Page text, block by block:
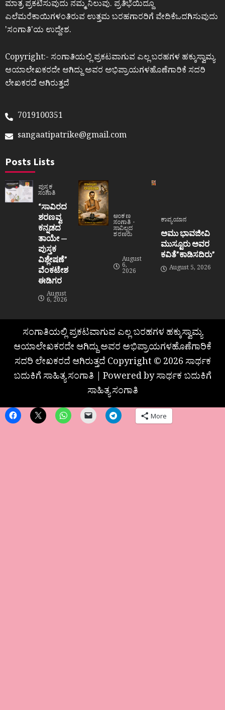
ಮಾತ್ರ ಪ್ರಕಟಿಸುವುದು ನಮ್ಮ ನಿಲುವು. ಪ್ರತಿಭೆಯಿದ್ದೂ
ಎಲೆಮರೆಕಾಯಿಗಳಂತಿರುವ ಉತ್ತಮ ಬರಹಗಾರರಿಗೆ ವೇದಿಕೆಒದಗಿಸುವುದು
ʼಸಂಗಾತಿʼಯ ಉದ್ದೇಶ.
Copyright:- ಸಂಗಾತಿಯಲ್ಲಿ ಪ್ರಕಟವಾಗುವ ಎಲ್ಲ ಬರಹಗಳ ಹಕ್ಕುಸ್ವಾಮ್ಯ
ಆಯಾಲೇಖಕರದೇ ಆಗಿದ್ದು ಅವರ ಅಭಿಪ್ರಾಯಗಳಹೊಣೆಗಾರಿಕೆ ಸದರಿ
ಲೇಖಕರದೆ ಆಗಿರುತ್ತದೆ
7019100351
sangaatipatrike@gmail.com
Posts Lists
ಪುಸ್ತಕ
ಸಂಗಾತಿ
“ಸಾವಿರದ
ಶರಣವ್ವ
ಕನ್ನಡದ
ತಾಯೇ —
ಪುಸ್ತಕ
ವಿಶ್ಲೇಷಣೆ”
ವೆಂಕಟೇಶ
ಈಡಿಗರ
August
6, 2026
ಅಂಕಣ
ಸಂಗಾತಿ
ಸಾವಿಲ್ಲದ
ಶರಣರು
August
6,
2026
ಕಾವ್ಯಯಾನ
ಅಮು ಭಾವಜೀವಿ
ಮುಸ್ಟೂರು ಅವರ
ಕವಿತೆ”ಕಾಡಿಸದಿರು”
August 5, 2026
ಸಂಗಾತಿಯಲ್ಲಿ ಪ್ರಕಟವಾಗುವ ಎಲ್ಲ ಬರಹಗಳ ಹಕ್ಕುಸ್ವಾಮ್ಯ
ಆಯಾಲೇಖಕರದೇ ಆಗಿದ್ದು ಅವರ ಅಭಿಪ್ರಾಯಗಳಹೊಣೆಗಾರಿಕೆ
ಸದರಿ ಲೇಖಕರದೆ ಆಗಿರುತ್ತದೆ Copyright © 2026 ಸಾರ್ಥಕ
ಬದುಕಿಗೆ ಸಾಹಿತ್ಯ ಸಂಗಾತಿ | Powered by ಸಾರ್ಥಕ ಬದುಕಿಗೆ
ಸಾಹಿತ್ಯ ಸಂಗಾತಿ
More